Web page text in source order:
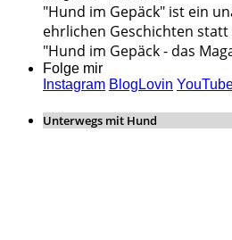
"Hund im Gepäck" ist ein
ehrlichen Geschichten
"Hund im Gepäck - das
Folge mir
Instagram BlogLovin
Unterwegs mit Hund